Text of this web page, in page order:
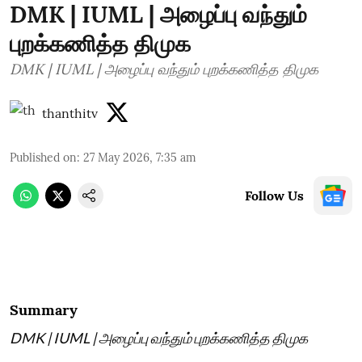
DMK | IUML | அழைப்பு வந்தும்
புறக்கணித்த திமுக
DMK | IUML | அழைப்பு வந்தும் புறக்கணித்த திமுக
thanthitv
Published on: 27 May 2026, 7:35 am
Follow Us
Summary
DMK | IUML | அழைப்பு வந்தும் புறக்கணித்த திமுக